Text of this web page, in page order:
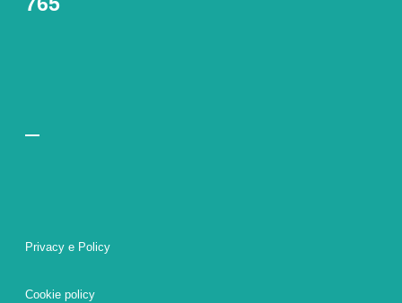
Privacy e Policy
Cookie policy